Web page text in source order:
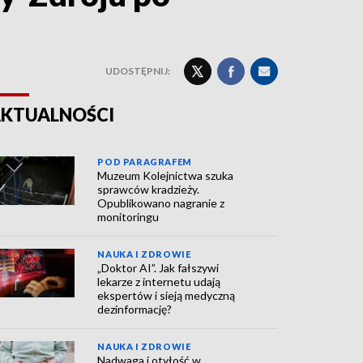
UDOSTĘPNIJ:
POD PARAGRAFEM
Muzeum Kolejnictwa szuka
sprawców kradzieży.
Opublikowano nagranie z
monitoringu
NAUKA I ZDROWIE
„Doktor AI”. Jak fałszywi
lekarze z internetu udają
ekspertów i sieją medyczną
dezinformację?
NAUKA I ZDROWIE
Nadwaga i otyłość w